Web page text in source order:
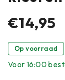
€14,95
Op voorraad
Voor 16:00